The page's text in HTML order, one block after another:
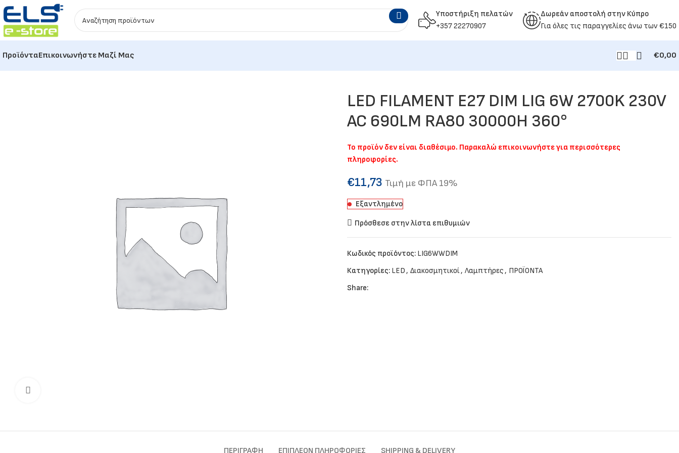
Υποστήριξη πελατών
+357 22270907
Δωρεάν αποστολή στην Κύπρο
Για όλες τις παραγγελίες άνω των €150
ΠροϊόνταΕπικοινωνήστε Μαζί Μας €0,00
LED FILAMENT E27 DIM LIG 6W 2700K 230V
AC 690LM RA80 30000H 360°
Το προϊόν δεν είναι διαθέσιμο. Παρακαλώ επικοινωνήστε για περισσότερες
πληροφορίες.
€11,73 Τιμή με ΦΠΑ 19%
Εξαντλημένο
Πρόσθεσε στην λίστα επιθυμιών
Κωδικός προϊόντος: LIG6WWDIM
Κατηγορίες: LED, Διακοσμητικοί, Λαμπτήρες, ΠΡΟΪΟΝΤΑ
Share:
ΠΕΡΙΓΡΑΦΉ ΕΠΙΠΛΈΟΝ ΠΛΗΡΟΦΟΡΊΕΣ SHIPPING & DELIVERY